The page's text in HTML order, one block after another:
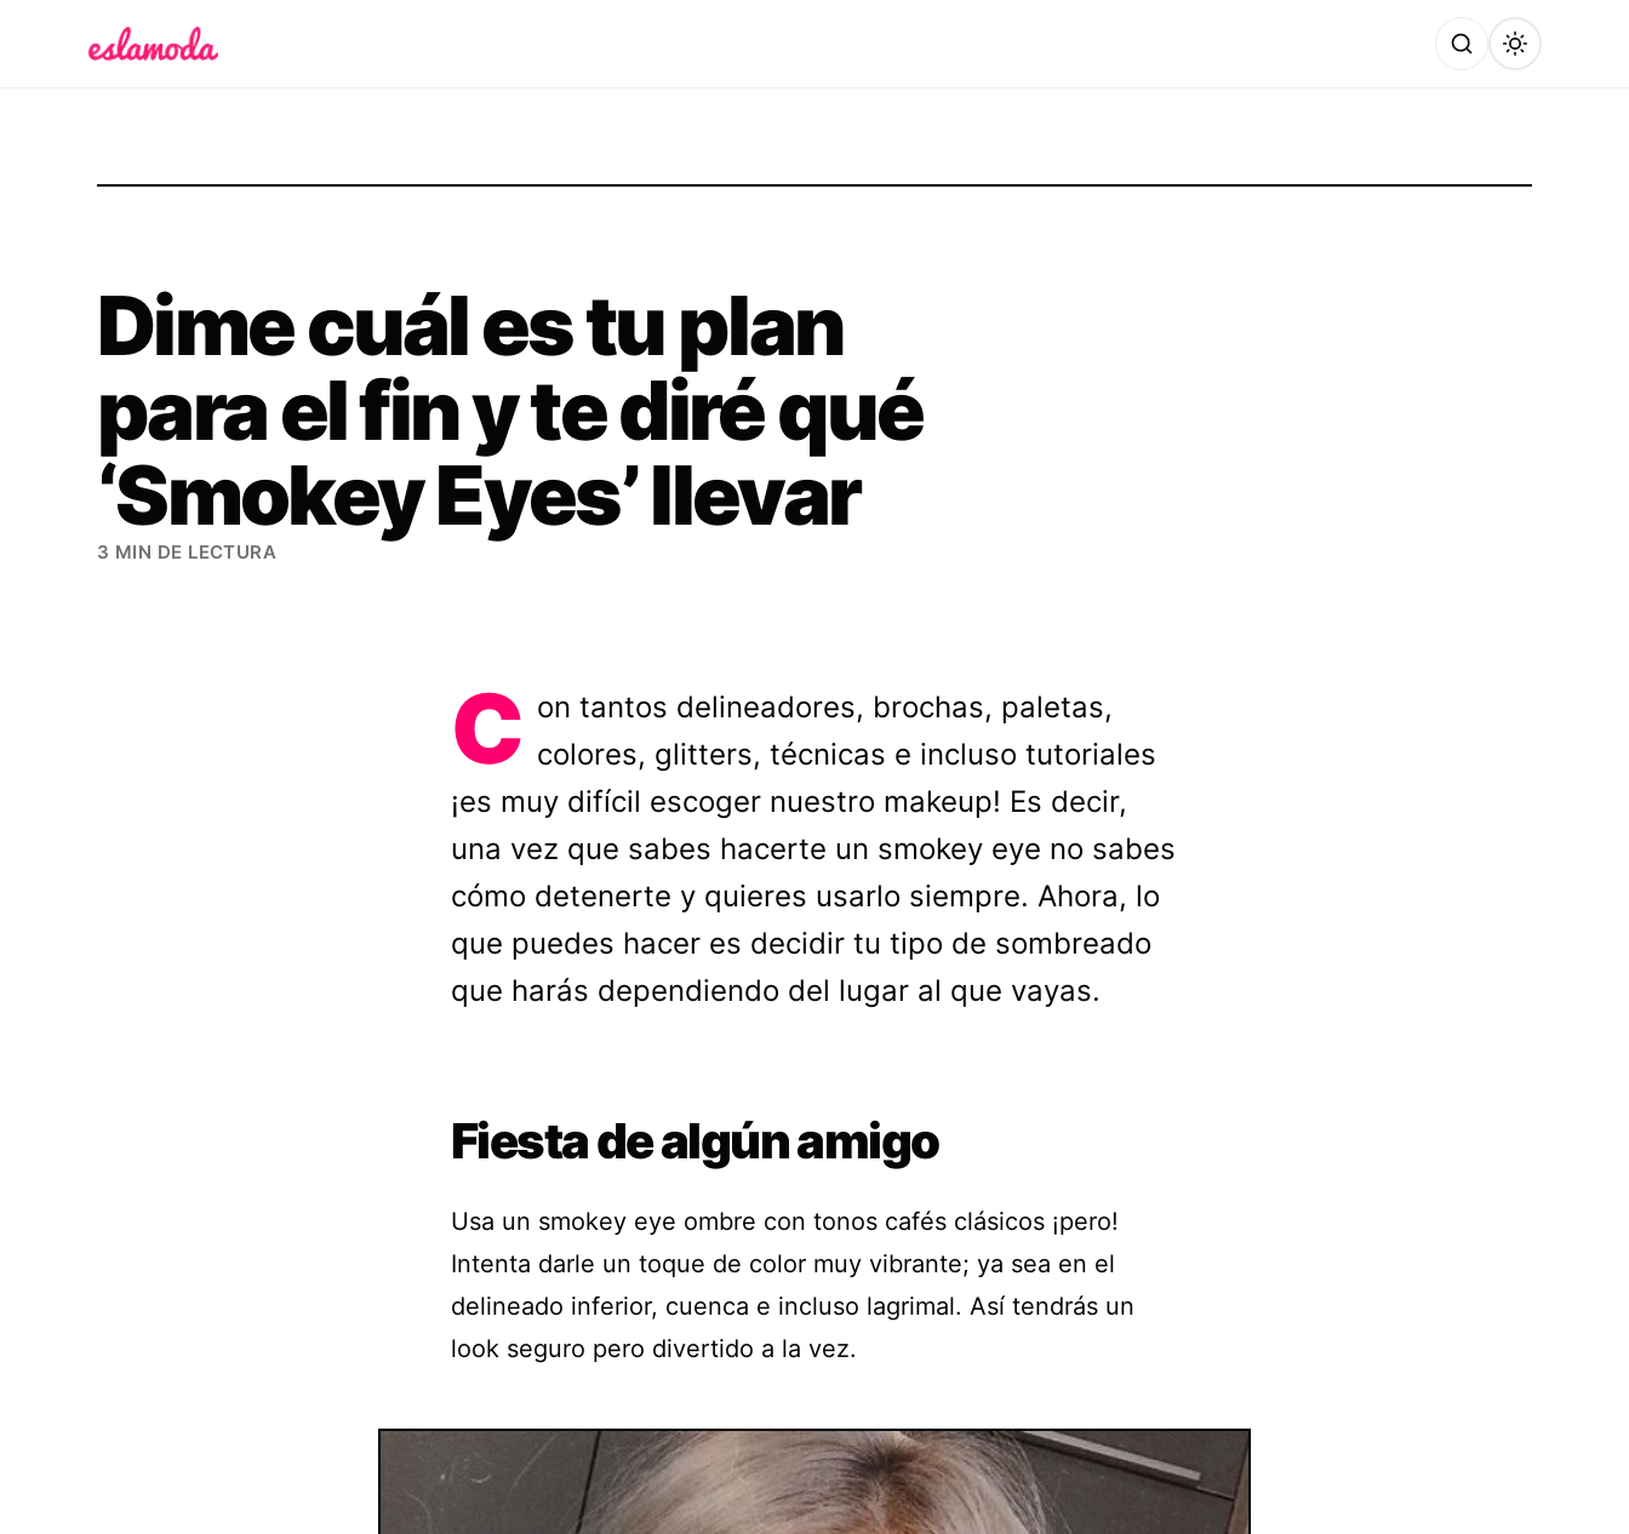
Dime cuál es tu plan
para el fin y te diré qué
‘Smokey Eyes’ llevar
3 MIN DE LECTURA
C on tantos delineadores, brochas, paletas,
colores, glitters, técnicas e incluso tutoriales
¡es muy difícil escoger nuestro makeup! Es decir,
una vez que sabes hacerte un smokey eye no sabes
cómo detenerte y quieres usarlo siempre. Ahora, lo
que puedes hacer es decidir tu tipo de sombreado
que harás dependiendo del lugar al que vayas.
Fiesta de algún amigo
Usa un smokey eye ombre con tonos cafés clásicos ¡pero!
Intenta darle un toque de color muy vibrante; ya sea en el
delineado inferior, cuenca e incluso lagrimal. Así tendrás un
look seguro pero divertido a la vez.